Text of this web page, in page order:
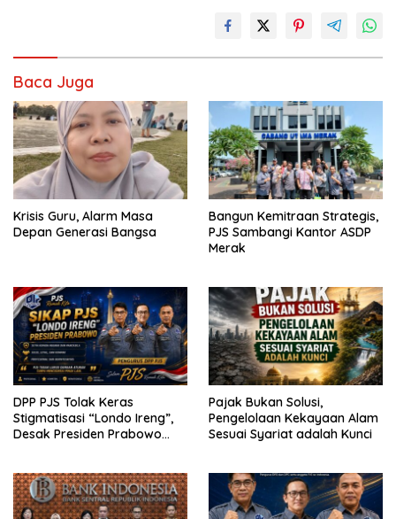
Baca Juga
Krisis Guru, Alarm Masa
Depan Generasi Bangsa
Bangun Kemitraan Strategis,
PJS Sambangi Kantor ASDP
Merak
DPP PJS Tolak Keras
Stigmatisasi “Londo Ireng”,
Desak Presiden Prabowo
Pajak Bukan Solusi,
Pengelolaan Kekayaan Alam
Sesuai Syariat adalah Kunci